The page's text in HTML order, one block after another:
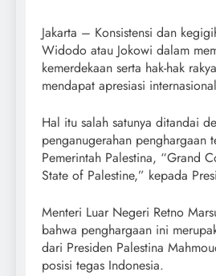
Jakarta – Konsistensi dan
Widodo atau Jokowi dalam
kemerdekaan serta hak-hak
mendapat apresiasi
Hal itu salah satunya ditandai
penganugerahan penghargaan
Pemerintah Palestina, “Grand
State of Palestine,” kepada
Menteri Luar Negeri Retno
bahwa penghargaan ini
dari Presiden Palestina
posisi tegas Indonesia.